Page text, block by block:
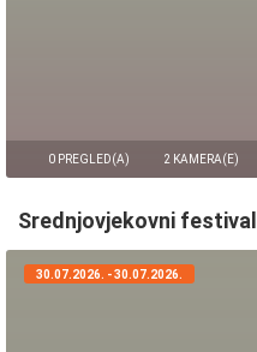
0 PREGLED(A) 2 KAMERA(E)
Srednjovjekovni festival
30.07.2026. - 30.07.2026.